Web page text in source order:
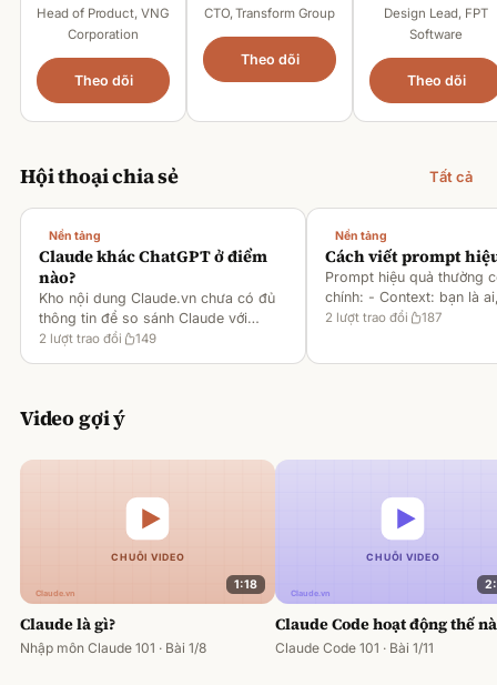
Head of Product, VNG
Corporation
Theo dõi
CTO, Transform Group
Theo dõi
Design Lead, FPT
Software
Theo dõi
Hội thoại chia sẻ Tất cả
Nền tảng
Claude khác ChatGPT ở điểm
nào?
Kho nội dung Claude.vn chưa có đủ
thông tin để so sánh Claude với
ChatGPT. Hiện chỉ có tài liệu về
2 lượt trao đổi 149
Nền tảng
Cách viết prompt
Prompt hiệu quả thường
chính: - Context: bạn là
gì [1][2][6] - Task: muốn
2 lượt trao đổi 187
Video gợi ý
1:18
Claude là gì?
Nhập môn Claude 101 · Bài 1/8
Claude Code hoạt động thế
Claude Code 101 · Bài 1/11